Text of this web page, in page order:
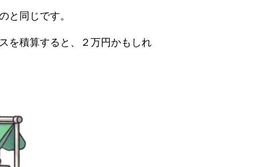
と同じです。
を積算すると、２万円かもしれ